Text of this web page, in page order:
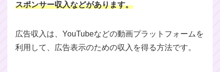
スポンサー収入などがあります。
広告収入は、YouTubeなどの動画プラットフォームを
利用して、広告表示のための収入を得る方法です。